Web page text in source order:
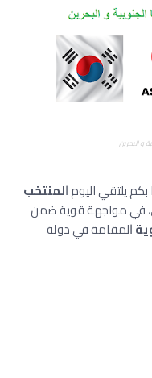
و البحرين
يلتقي اليوم ﺍﻟﻤﻨﺘﺨﺐ
، في مواجهة قوية ضمن
ﺍلمقامة في دولة